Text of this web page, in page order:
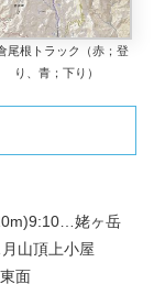
尾根トラック（赤；登
り、青；下り）
姥ヶ岳
山頂上小屋
面